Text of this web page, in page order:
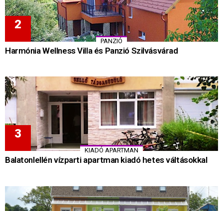
PANZIÓ
Harmónia Wellness Villa és Panzió Szilvásvárad
KIADÓ APARTMAN
Balatonlellén vízparti apartman kiadó hetes váltásokkal